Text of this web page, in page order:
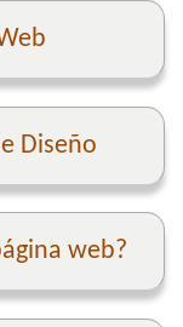
Diseño
web?